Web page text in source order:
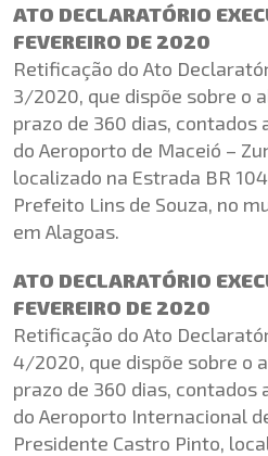
ATO DECLARATÓRIO
FEVEREIRO DE 2020
Retificação do Ato
3/2020, que dispõe sobre o
prazo de 360 dias,
do Aeroporto de Maceió –
localizado na Estrada BR
Prefeito Lins de Souza, no
em Alagoas.
ATO DECLARATÓRIO
FEVEREIRO DE 2020
Retificação do Ato
4/2020, que dispõe sobre o
prazo de 360 dias,
do Aeroporto Internacional
Presidente Castro Pinto,